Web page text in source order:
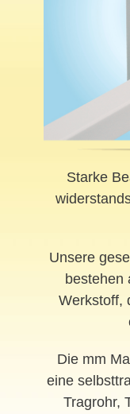
Starke
Unsere
bestehen
Werkstoff,
Die mm
eine
Tragrohr,